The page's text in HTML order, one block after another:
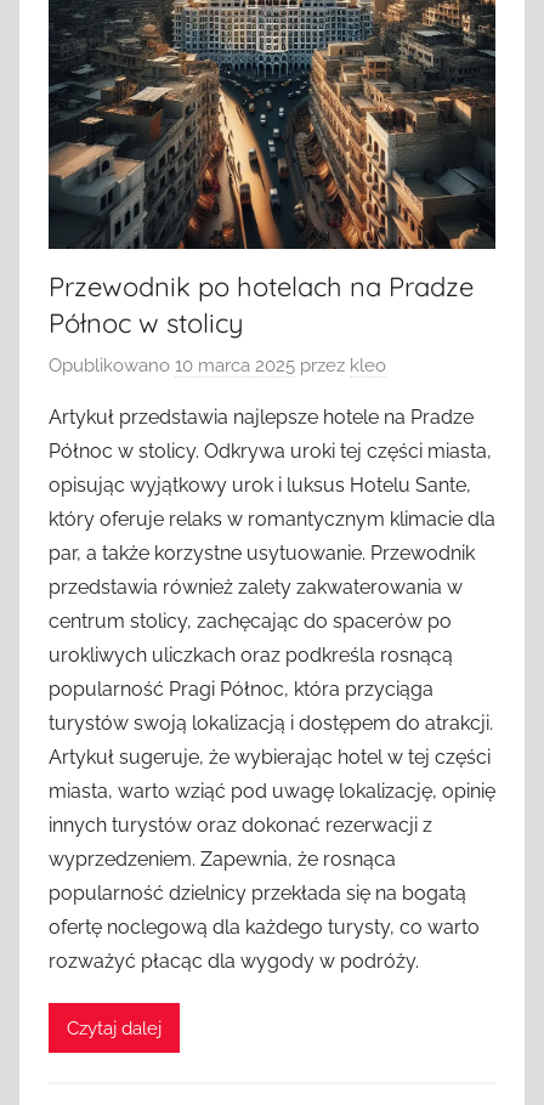
Przewodnik po hotelach na Pradze
Północ w stolicy
Opublikowano 10 marca 2025 przez kleo
Artykuł przedstawia najlepsze hotele na Pradze
Północ w stolicy. Odkrywa uroki tej części miasta,
opisując wyjątkowy urok i luksus Hotelu Sante,
który oferuje relaks w romantycznym klimacie dla
par, a także korzystne usytuowanie. Przewodnik
przedstawia również zalety zakwaterowania w
centrum stolicy, zachęcając do spacerów po
urokliwych uliczkach oraz podkreśla rosnącą
popularność Pragi Północ, która przyciąga
turystów swoją lokalizacją i dostępem do atrakcji.
Artykuł sugeruje, że wybierając hotel w tej części
miasta, warto wziąć pod uwagę lokalizację, opinię
innych turystów oraz dokonać rezerwacji z
wyprzedzeniem. Zapewnia, że rosnąca
popularność dzielnicy przekłada się na bogatą
ofertę noclegową dla każdego turysty, co warto
rozważyć płacąc dla wygody w podróży.
Czytaj dalej